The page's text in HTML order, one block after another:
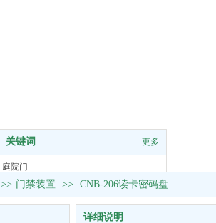
关键词 更多
庭院门
感应门
>> 门禁装置 >> CNB-206读卡密码盘
详细说明